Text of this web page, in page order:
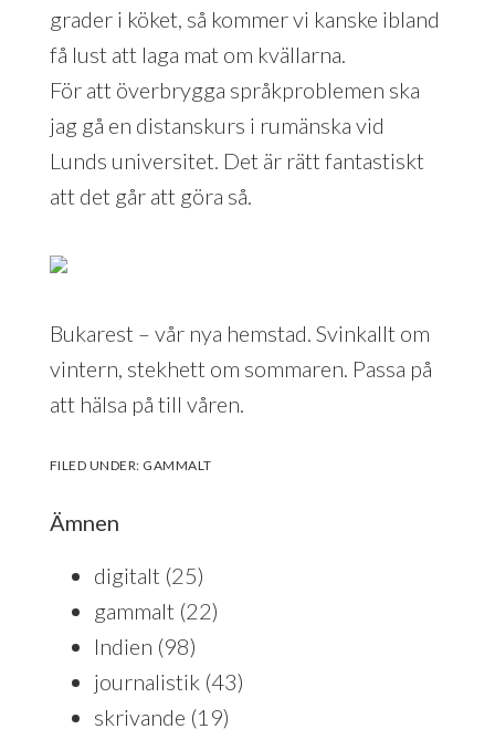
grader i köket, så kommer vi kanske ibland
få lust att laga mat om kvällarna.
För att överbrygga språkproblemen ska
jag gå en distanskurs i rumänska vid
Lunds universitet. Det är rätt fantastiskt
att det går att göra så.
Bukarest – vår nya hemstad. Svinkallt om
vintern, stekhett om sommaren. Passa på
att hälsa på till våren.
FILED UNDER: GAMMALT
Ämnen
digitalt (25)
gammalt (22)
Indien (98)
journalistik (43)
skrivande (19)